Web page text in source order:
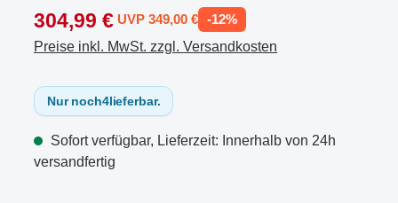
304,99 € UVP 349,00 € -12%
Preise inkl. MwSt. zzgl. Versandkosten
Nur noch4lieferbar.
Sofort verfügbar, Lieferzeit: Innerhalb von 24h
versandfertig